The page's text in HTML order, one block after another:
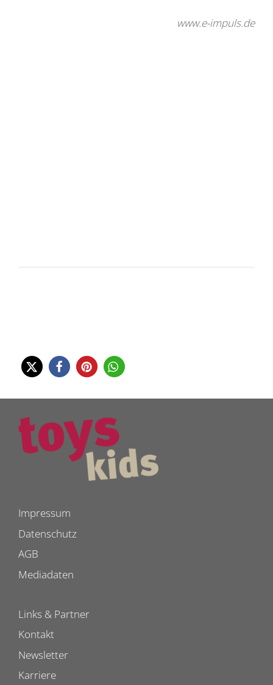
www.e-impuls.de
Impressum
Datenschutz
AGB
Mediadaten
Links & Partner
Kontakt
Newsletter
Karriere